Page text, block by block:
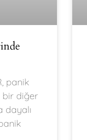
panik
bir diğer
dayalı